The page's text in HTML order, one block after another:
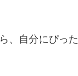
、自分にぴった